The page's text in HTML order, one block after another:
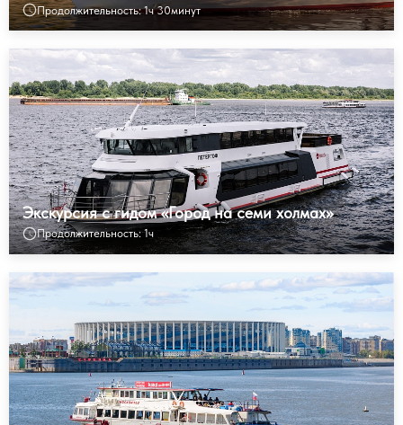
Продолжительность: 1ч 30минут
Экскурсия с гидом «Город на семи холмах»
Продолжительность: 1ч